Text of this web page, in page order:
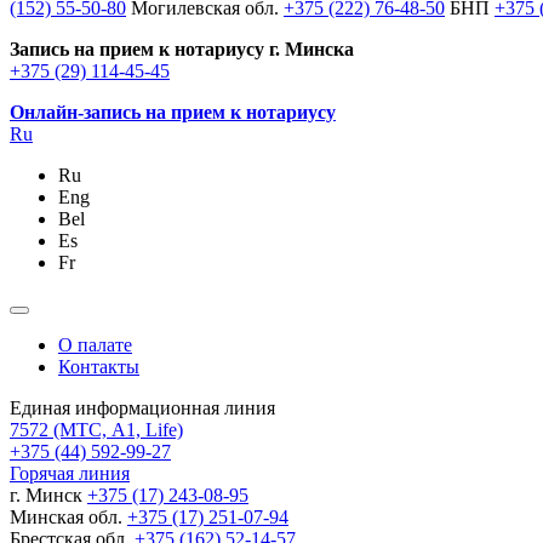
(152) 55-50-80 Могилевская обл. +375 (222) 76-48-50 БНП +375
Запись на прием к нотариусу г. Минска
+375 (29) 114-45-45
Онлайн-запись на прием к нотариусу
Ru
Ru
Eng
Bel
Es
Fr
О палате
Контакты
Единая информационная линия
7572 (МТС, A1, Life)
+375 (44) 592-99-27
Горячая линия
г. Минск +375 (17) 243-08-95
Минская обл. +375 (17) 251-07-94
Брестская обл. +375 (162) 52-14-57